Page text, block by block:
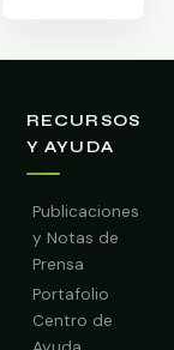
RECURSOS
Y AYUDA
Publicaciones
y Notas de
Prensa
Portafolio
Centro de